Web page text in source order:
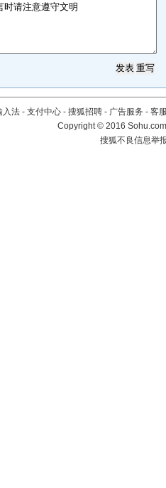
入法 - 支付中心 - 搜狐招聘 - 广告服务 - 客
Copyright©2016
搜狐不良信息举